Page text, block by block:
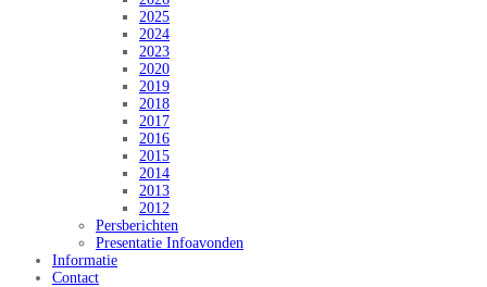
2025
2024
2023
2020
2019
2018
2017
2016
2015
2014
2013
2012
Persberichten
Presentatie Infoavonden
Informatie
Contact